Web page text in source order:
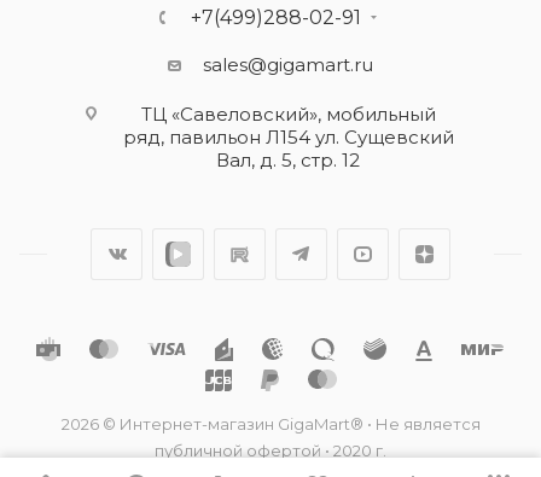
+7(499)288-02-91
sales@gigamart.ru
ТЦ «Савеловский», мобильный
ряд, павильон Л154 ул. Сущевский
Вал, д. 5, стр. 12
2026 © Интернет-магазин GigaMart® • Не является
публичной офертой • 2020 г.